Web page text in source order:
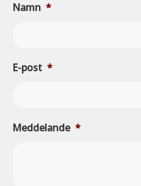
Namn *
E-post *
Meddelande *